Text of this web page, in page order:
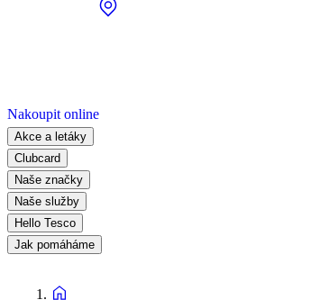
Nakoupit online
Akce a letáky
Clubcard
Naše značky
Naše služby
Hello Tesco
Jak pomáháme